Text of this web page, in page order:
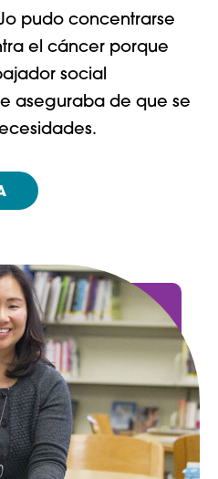
pudo concentrarse
el cáncer porque
social
aseguraba de que se